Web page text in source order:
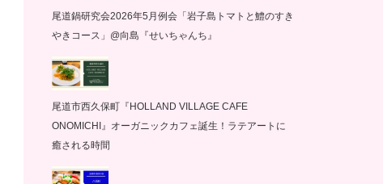
尾道鍋研究会2026年5月例会「岩子島トマトと鱧のすき
やきコース」@向島『せいちゃんち』
尾道市西久保町『HOLLAND VILLAGE CAFE
ONOMICHI』オーガニックカフェ誕生！ラテアートに
癒される時間